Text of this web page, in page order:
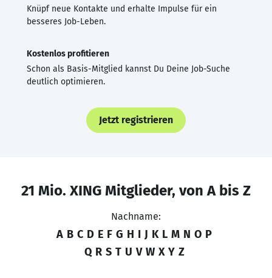
Knüpf neue Kontakte und erhalte Impulse für ein
besseres Job-Leben.
Kostenlos profitieren
Schon als Basis-Mitglied kannst Du Deine Job-Suche
deutlich optimieren.
Jetzt registrieren
21 Mio. XING Mitglieder, von A bis Z
Nachname:
A B C D E F G H I J K L M N O P
Q R S T U V W X Y Z